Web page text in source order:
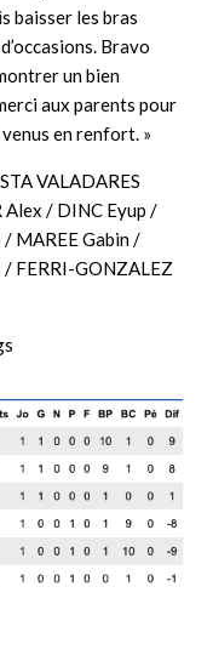
baisser les bras
Bravo
un bien
aux parents pour
en renfort. »
VALADARES
Alex / DINC Eyup /
MAREE Gabin /
/ FERRI-GONZALEZ